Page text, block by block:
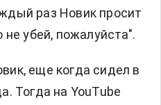
раз Новик просит
не убей, пожалуйста".
еще когда сидел в
Тогда на YouTube